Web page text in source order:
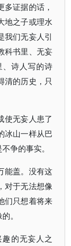
证据的话，
地之子或理水
我们无妄人引
科书里、无妄
诗人写的诗
清的历史，只
使无妄人患了
冰山一样从巴
争的事实。
能盖。没有这
对于无法想像
们只想着将来
。
的无妄人之